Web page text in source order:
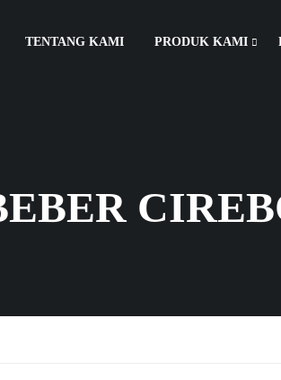
TENTANG KAMI PRODUK KAMI